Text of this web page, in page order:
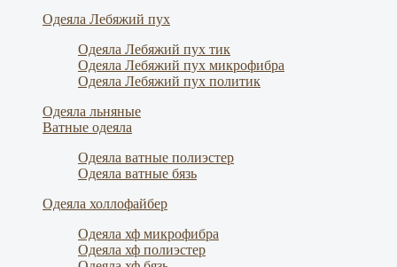
Одеяла Лебяжий пух
Одеяла Лебяжий пух тик
Одеяла Лебяжий пух микрофибра
Одеяла Лебяжий пух политик
Одеяла льняные
Ватные одеяла
Одеяла ватные полиэстер
Одеяла ватные бязь
Одеяла холлофайбер
Одеяла хф микрофибра
Одеяла хф полиэстер